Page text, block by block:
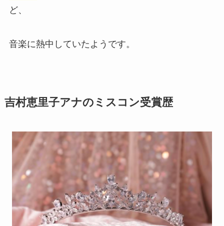
ど、
音楽に熱中していたようです。
吉村恵里子アナのミスコン受賞歴